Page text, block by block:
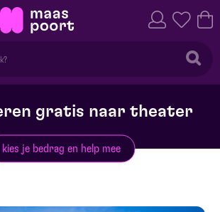
gratis naar theater
kies je bedrag en help mee